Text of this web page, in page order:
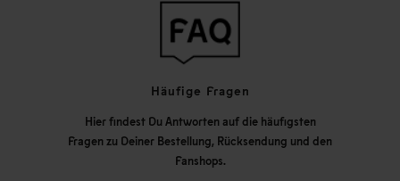
Häufige Fragen
Hier findest Du Antworten auf die häufigsten
Fragen zu Deiner Bestellung, Rücksendung und den
Fanshops.